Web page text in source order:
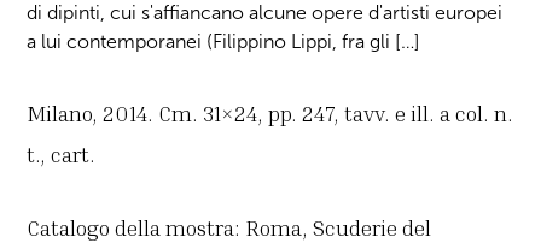
di dipinti, cui s'affiancano alcune opere d'artisti europei
a lui contemporanei (Filippino Lippi, fra gli […]
Milano, 2014. Cm. 31×24, pp. 247, tavv. e ill. a col. n.
t., cart.
Catalogo della mostra: Roma, Scuderie del